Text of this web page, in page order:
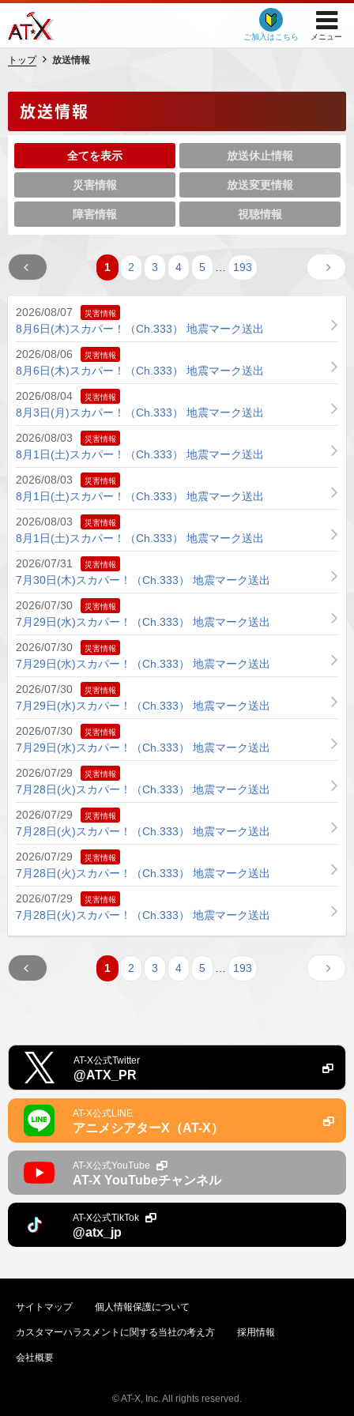
ご加入はこちら メニュー
トップ 放送情報
放送情報
全てを表示 放送休止情報
災害情報 放送変更情報
障害情報 視聴情報
1 2 3 4 5 193
2026/08/07 災害情報
8月6日(木)スカパー！（Ch.333） 地震マーク送出
2026/08/06
災害情報
8月6日(木)スカパー！（Ch.333） 地震マーク送出
2026/08/04
災害情報
8月3日(月)スカパー！（Ch.333） 地震マーク送出
2026/08/03
災害情報
8月1日(土)スカパー！（Ch.333） 地震マーク送出
2026/08/03
災害情報
8月1日(土)スカパー！（Ch.333） 地震マーク送出
2026/08/03
災害情報
8月1日(土)スカパー！（Ch.333） 地震マーク送出
2026/07/31
災害情報
7月30日(木)スカパー！（Ch.333） 地震マーク送出
2026/07/30
災害情報
7月29日(水)スカパー！（Ch.333） 地震マーク送出
2026/07/30
災害情報
7月29日(水)スカパー！（Ch.333） 地震マーク送出
2026/07/30
災害情報
7月29日(水)スカパー！（Ch.333） 地震マーク送出
2026/07/30
災害情報
7月29日(水)スカパー！（Ch.333） 地震マーク送出
2026/07/29
災害情報
7月28日(火)スカパー！（Ch.333） 地震マーク送出
2026/07/29
災害情報
7月28日(火)スカパー！（Ch.333） 地震マーク送出
2026/07/29
災害情報
7月28日(火)スカパー！（Ch.333） 地震マーク送出
2026/07/29
災害情報
7月28日(火)スカパー！（Ch.333） 地震マーク送出
1 2 3 4 5 193
AT-X公式Twitter
@ATX_PR
AT-X公式LINE
アニメシアターX（AT-X）
AT-X公式YouTube
AT-X YouTubeチャンネル
AT-X公式TikTok
@atx_jp
サイトマップ 個人情報保護について
カスタマーハラスメントに関する当社の考え方 採用情報
会社概要
© AT-X, Inc. All rights reserved.